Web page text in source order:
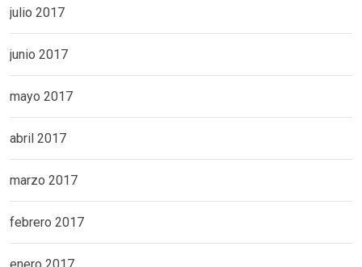
julio 2017
junio 2017
mayo 2017
abril 2017
marzo 2017
febrero 2017